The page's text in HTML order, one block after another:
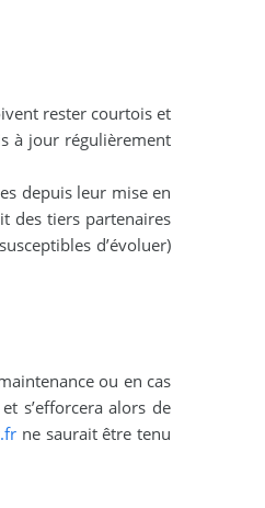
rester courtois et
à jour régulièrement
depuis leur mise en
des tiers partenaires
d’évoluer)
ou en cas
s’efforcera alors de
ne saurait être tenu